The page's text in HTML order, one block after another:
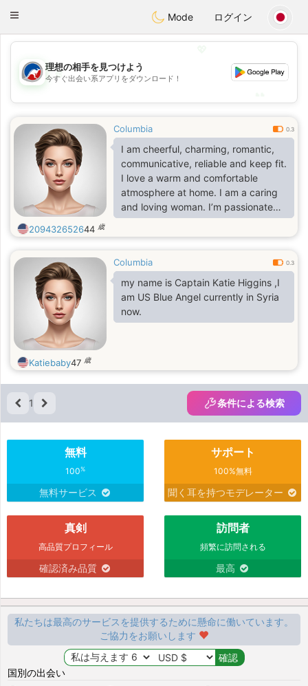
AustraliaChat
Toggle
Mode ログイン
💖
💕
理想の相手を見つけよう
今すぐ出会い系アプリをダウンロード！
Columbia 0.3
I am cheerful, charming, romantic,
communicative, reliable and keep fit.
I love a warm and comfortable
atmosphere at home. I am a caring
and loving woman. I’m passionate
and reliable .
209432652644 歳
Columbia 0.3
my name is Captain Katie Higgins ,I
am US Blue Angel currently in Syria
now.
Katiebaby47 歳
1 条件による検索
無料
100%
無料サービス
サポート
100%無料
聞く耳を持つモデレーター
真剣
高品質プロフィール
確認済み品質
訪問者
頻繁に訪問される
最高
私たちは最高のサービスを提供するために懸命に働いています。
ご協力をお願いします
国別の出会い